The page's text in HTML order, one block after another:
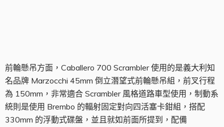
前輪懸吊方面，Caballero 700 Scrambler 使用的是義大利知
名品牌 Marzocchi 45mm 倒立潛望式前輪懸吊組，前叉行程
為 150mm，非常適合 Scrambler 風格道路車型使用，制動系
統則是使用 Brembo 的輻射固定對向四活塞卡鉗組，搭配
330mm 的浮動式碟盤，並且就如前面所提到，配備